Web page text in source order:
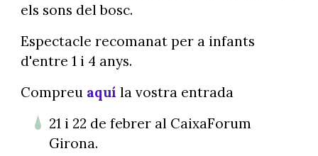
els sons del bosc.
Espectacle recomanat per a infants
d'entre 1 i 4 anys.
Compreu aquí la vostra entrada
21 i 22 de febrer al CaixaForum
Girona.